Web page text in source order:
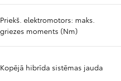
Priekš. elektromotors: maks.
griezes moments (Nm)
Kopējā hibrīda sistēmas jauda